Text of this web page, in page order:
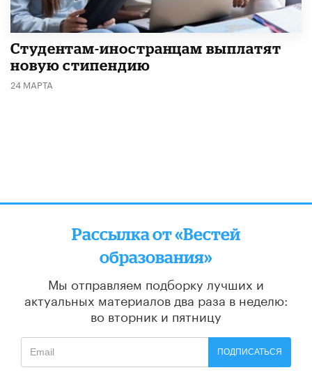
Студентам-иностранцам выплатят
новую стипендию
24 МАРТА
Рассылка от «Вестей
образования»
Мы отправляем подборку лучших и
актуальных материалов два раза в неделю:
во вторник и пятницу
ПОДПИСАТЬСЯ